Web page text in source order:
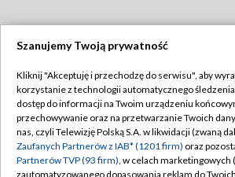
TVP
Abonament TVP
Emisja w TVP
Centrum informacji TVP
Regulamin TVP
Polityka
Moje zgody
Szanujemy Twoją prywatność
Kliknij "Akceptuję i przechodzę do serwisu", aby
korzystanie z technologii automatycznego
dostęp do informacji na Twoim urządzeniu
przechowywanie oraz na przetwarzanie Twoich
nas, czyli Telewizję Polską S.A. w likwidacji (zwaną
Zaufanych Partnerów z IAB* (1201 firm) oraz
Partnerów TVP (93 firm), w celach marketingowych
zautomatyzowanego dopasowania reklam do